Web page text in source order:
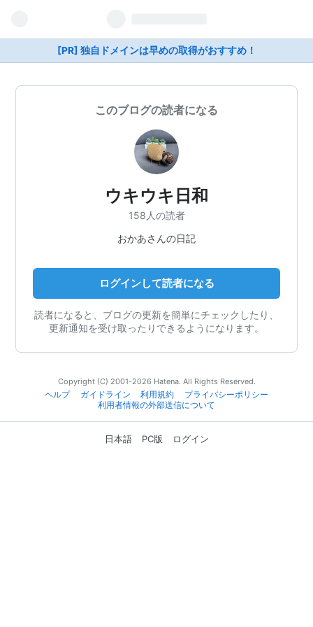
[PR] 独自ドメインは早めの取得がおすすめ！
このブログの読者になる
ウキウキ日和
158人の読者
おかあさんの日記
ログインして読者になる
読者になると、ブログの更新を簡単にチェックしたり、
更新通知を受け取ったりできるようになります。
Copyright (C) 2001-2026 Hatena. All Rights Reserved.
ヘルプ
ガイドライン 利用規約
プライバシーポリシー
利用者情報の外部送信について
日本語 PC版 ログイン